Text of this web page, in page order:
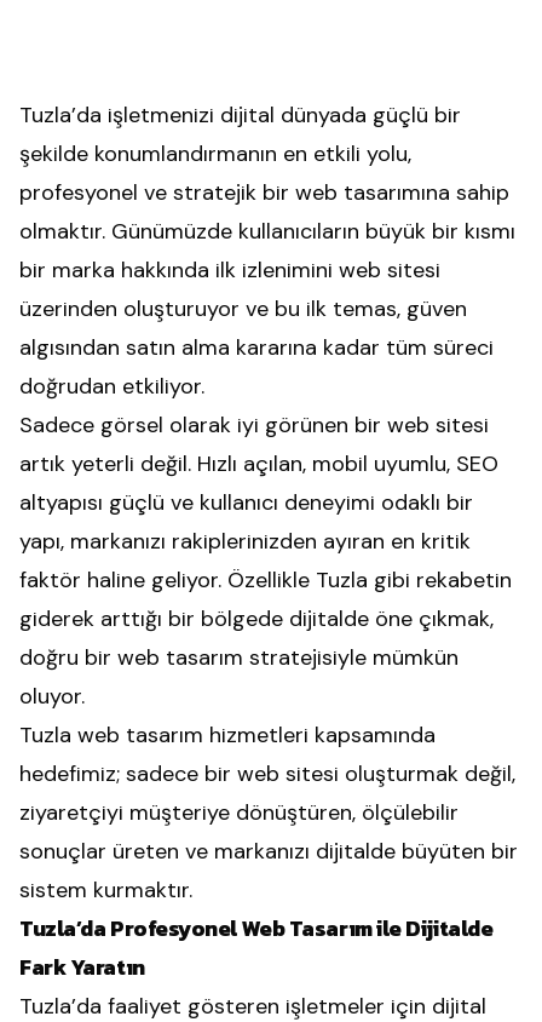
Tuzla’da işletmenizi dijital dünyada güçlü bir
şekilde konumlandırmanın en etkili yolu,
profesyonel ve stratejik bir web tasarımına sahip
olmaktır. Günümüzde kullanıcıların büyük bir kısmı
bir marka hakkında ilk izlenimini web sitesi
üzerinden oluşturuyor ve bu ilk temas, güven
algısından satın alma kararına kadar tüm süreci
doğrudan etkiliyor.
Sadece görsel olarak iyi görünen bir web sitesi
artık yeterli değil. Hızlı açılan, mobil uyumlu, SEO
altyapısı güçlü ve kullanıcı deneyimi odaklı bir
yapı, markanızı rakiplerinizden ayıran en kritik
faktör haline geliyor. Özellikle Tuzla gibi rekabetin
giderek arttığı bir bölgede dijitalde öne çıkmak,
doğru bir web tasarım stratejisiyle mümkün
oluyor.
Tuzla web tasarım hizmetleri kapsamında
hedefimiz; sadece bir web sitesi oluşturmak değil,
ziyaretçiyi müşteriye dönüştüren, ölçülebilir
sonuçlar üreten ve markanızı dijitalde büyüten bir
sistem kurmaktır.
Tuzla’da Profesyonel Web Tasarım ile Dijitalde
Fark Yaratın
Tuzla’da faaliyet gösteren işletmeler için dijital